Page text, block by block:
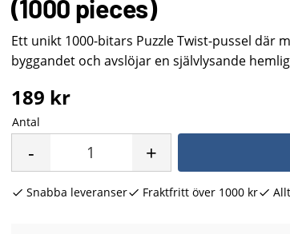
(1000 pieces)
Ett unikt 1000-bitars Puzzle Twist-pussel där
byggandet och avslöjar en självlysande
189 kr
Antal
+
-
Snabba leveranser Fraktfritt över 1000 kr